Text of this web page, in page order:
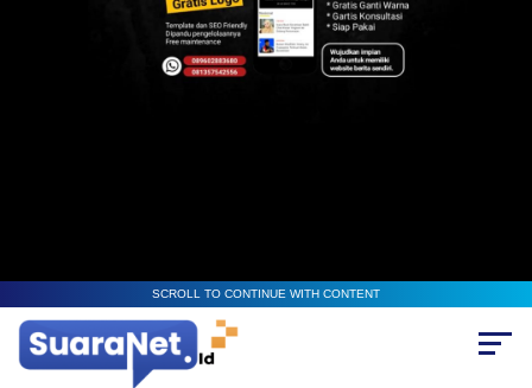
SCROLL TO CONTINUE WITH CONTENT